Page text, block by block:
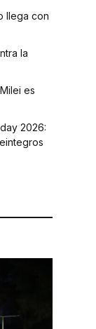
llega con
la
es
2026: